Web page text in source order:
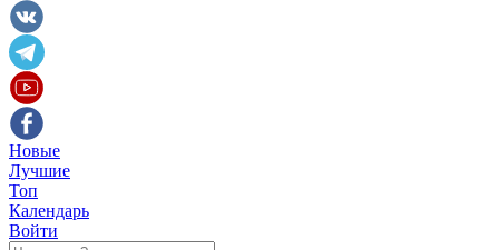
Новые
Лучшие
Топ
Календарь
Войти